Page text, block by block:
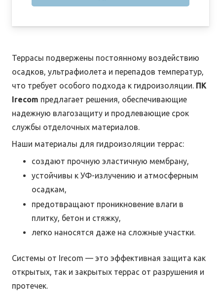
Террасы подвержены постоянному воздействию
осадков, ультрафиолета и перепадов температур,
что требует особого подхода к гидроизоляции. ПК
Irecom предлагает решения, обеспечивающие
надежную влагозащиту и продлевающие срок
службы отделочных материалов.
Наши материалы для гидроизоляции террас:
создают прочную эластичную мембрану,
устойчивы к УФ-излучению и атмосферным
осадкам,
предотвращают проникновение влаги в
плитку, бетон и стяжку,
легко наносятся даже на сложные участки.
Системы от Irecom — это эффективная защита как
открытых, так и закрытых террас от разрушения и
протечек.